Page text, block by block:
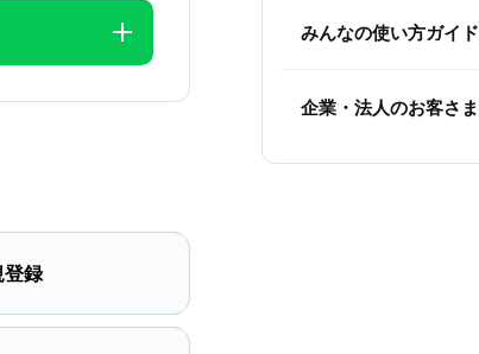
みんなの使い方ガイド
企業・法人のお客さま
登録